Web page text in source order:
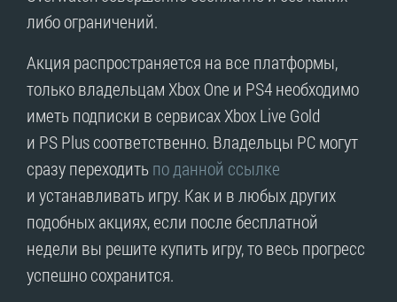
либо ограничений.
Акция распространяется на все платформы,
только владельцам Xbox One и PS4 необходимо
иметь подписки в сервисах Xbox Live Gold
и PS Plus соответственно. Владельцы PC могут
сразу переходитьпо данной ссылке
и устанавливать игру. Как и в любых других
подобных акциях, если после бесплатной
недели вы решите купить игру, то весь прогресс
успешно сохранится.